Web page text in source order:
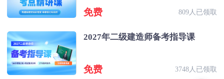
免费 809人已领取
2027年二级建造师备考指导课
免费 3748人已领取